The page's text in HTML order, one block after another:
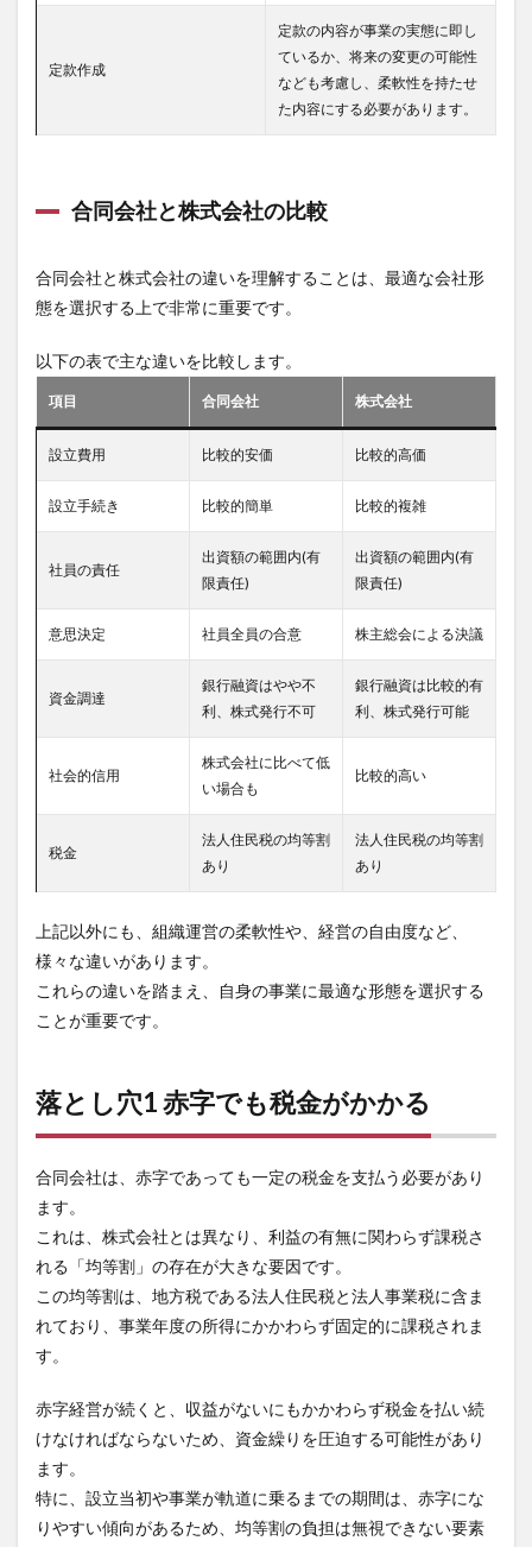
定款作成
定款の内容が事業の実態に即し
ているか、将来の変更の可能性
なども考慮し、柔軟性を持たせ
た内容にする必要があります。
合同会社と株式会社の比較
合同会社と株式会社の違いを理解することは、最適な会社形
態を選択する上で非常に重要です。
以下の表で主な違いを比較します。
項目 合同会社 株式会社
設立費用 比較的安価 比較的高価
設立手続き 比較的簡単 比較的複雑
社員の責任
出資額の範囲内(有
限責任)
出資額の範囲内(有
限責任)
意思決定 社員全員の合意 株主総会による決議
資金調達
銀行融資はやや不
利、株式発行不可
銀行融資は比較的有
利、株式発行可能
社会的信用
株式会社に比べて低
い場合も
比較的高い
税金
法人住民税の均等割
あり
法人住民税の均等割
あり
上記以外にも、組織運営の柔軟性や、経営の自由度など、
様々な違いがあります。
これらの違いを踏まえ、自身の事業に最適な形態を選択する
ことが重要です。
落とし穴1 赤字でも税金がかかる
合同会社は、赤字であっても一定の税金を支払う必要があり
ます。
これは、株式会社とは異なり、利益の有無に関わらず課税さ
れる「均等割」の存在が大きな要因です。
この均等割は、地方税である法人住民税と法人事業税に含ま
れており、事業年度の所得にかかわらず固定的に課税されま
す。
赤字経営が続くと、収益がないにもかかわらず税金を払い続
けなければならないため、資金繰りを圧迫する可能性があり
ます。
特に、設立当初や事業が軌道に乗るまでの期間は、赤字にな
りやすい傾向があるため、均等割の負担は無視できない要素